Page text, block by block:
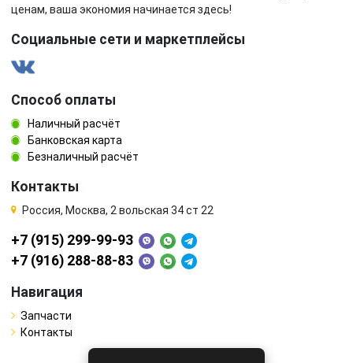
ценам, ваша экономия начинается здесь!
Социальные сети и маркетплейсы
Способ оплаты
Наличный расчёт
Банковская карта
Безналичный расчёт
Контакты
Россия, Москва, 2 вольская 34 ст 22
+7 (915) 299-99-93
+7 (916) 288-88-83
Навигация
Запчасти
Контакты